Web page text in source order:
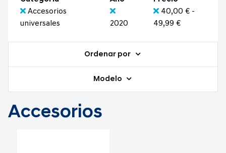
Accesorios
universales
2020
40,00 € -
49,99 €
Ordenar por
Modelo
Accesorios